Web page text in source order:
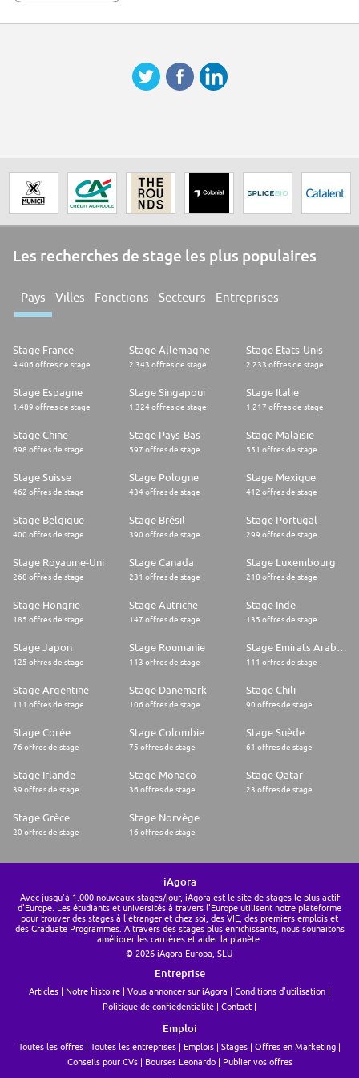
Les recherches de stage les plus populaires
Pays Villes Fonctions Secteurs Entreprises
Stage France
4.406 offres de stage
Stage Allemagne
2.343 offres de stage
Stage Etats-Unis
2.233 offres de stage
Stage Espagne
1.489 offres de stage
Stage Singapour
1.324 offres de stage
Stage Italie
1.217 offres de stage
Stage Chine
698 offres de stage
Stage Pays-Bas
597 offres de stage
Stage Malaisie
551 offres de stage
Stage Suisse
462 offres de stage
Stage Pologne
434 offres de stage
Stage Mexique
412 offres de stage
Stage Belgique
400 offres de stage
Stage Brésil
390 offres de stage
Stage Portugal
299 offres de stage
Stage Royaume-Uni
268 offres de stage
Stage Canada
231 offres de stage
Stage Luxembourg
218 offres de stage
Stage Hongrie
185 offres de stage
Stage Autriche
147 offres de stage
Stage Inde
135 offres de stage
Stage Japon
125 offres de stage
Stage Roumanie
113 offres de stage 111 offres de stage
Stage Argentine
111 offres de stage
Stage Danemark
106 offres de stage
Stage Chili
90 offres de stage
Stage Corée
76 offres de stage
Stage Colombie
75 offres de stage
Stage Suède
61 offres de stage
Stage Irlande
39 offres de stage
Stage Monaco
36 offres de stage
Stage Qatar
23 offres de stage
Stage Grèce
20 offres de stage
Stage Norvège
16 offres de stage
iAgora
Avec jusqu'à 1.000 nouveaux stages/jour, iAgora est le site de stages le plus actif
d'Europe. Les étudiants et universités à travers l'Europe utilisent notre plateforme
pour trouver des stages à l'étranger et chez soi, des VIE, des premiers emplois et
des Graduate Programmes. A travers des stages plus enrichissants, nous souhaitons
améliorer les carrières et aider la planète.
© 2026 iAgora Europa, SLU
Entreprise
Articles Notre histoire Vous annoncer sur iAgora
Conditions d'utilisation
Politique de confiedentialité
Contact
Emploi
Toutes les offres Toutes les entreprises Emplois Stages
Offres en Marketing
Conseils pour CVs
Bourses Leonardo Publier vos offres